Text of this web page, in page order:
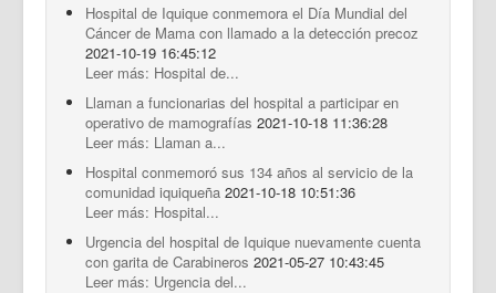
Hospital de Iquique conmemora el Día Mundial del
Cáncer de Mama con llamado a la detección precoz
2021-10-19 16:45:12
Leer más: Hospital de...
Llaman a funcionarias del hospital a participar en
operativo de mamografías 2021-10-18 11:36:28
Leer más: Llaman a...
Hospital conmemoró sus 134 años al servicio de la
comunidad iquiqueña 2021-10-18 10:51:36
Leer más: Hospital...
Urgencia del hospital de Iquique nuevamente cuenta
con garita de Carabineros 2021-05-27 10:43:45
Leer más: Urgencia del...